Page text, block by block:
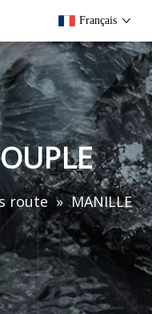
Français
route » MANILLE